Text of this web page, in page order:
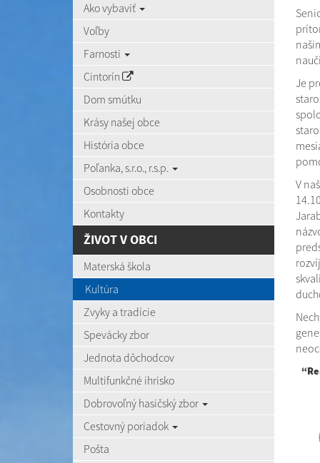
Ako vybaviť
Voľby
Farnosti
Cintorín
Dom smútku
Krásy našej obce
História obce
Poľanka, s.r.o., r.s.p.
Osobnosti obce
Kontakty
ŽIVOT V OBCI
Materská škola
Kultúra
Zvyky a tradície
Spevácky zbor
Jednota dôchodcov
Multifunkčné ihrisko
Dobrovoľný hasičský zbor
Cestovný poriadok
Pošta
Je
V